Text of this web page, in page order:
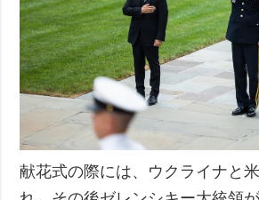
献花式の際には、ウクライナと